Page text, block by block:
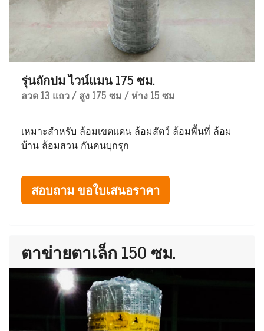
รุ่นถักปม ไวน์แมน 175 ซม.
ลวด 13 แถว / สูง 175 ซม / ห่าง 15 ซม
เหมาะสำหรับ ล้อมเขตแดน ล้อมสัตว์ ล้อมพื้นที่ ล้อม
บ้าน ล้อมสวน กันคนบุกรุก
สอบถาม ขอใบเสนอราคา
ตาข่ายตาเล็ก 150 ซม.